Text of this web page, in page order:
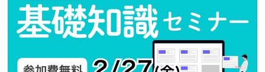
トレンド用語集
社長ブログ